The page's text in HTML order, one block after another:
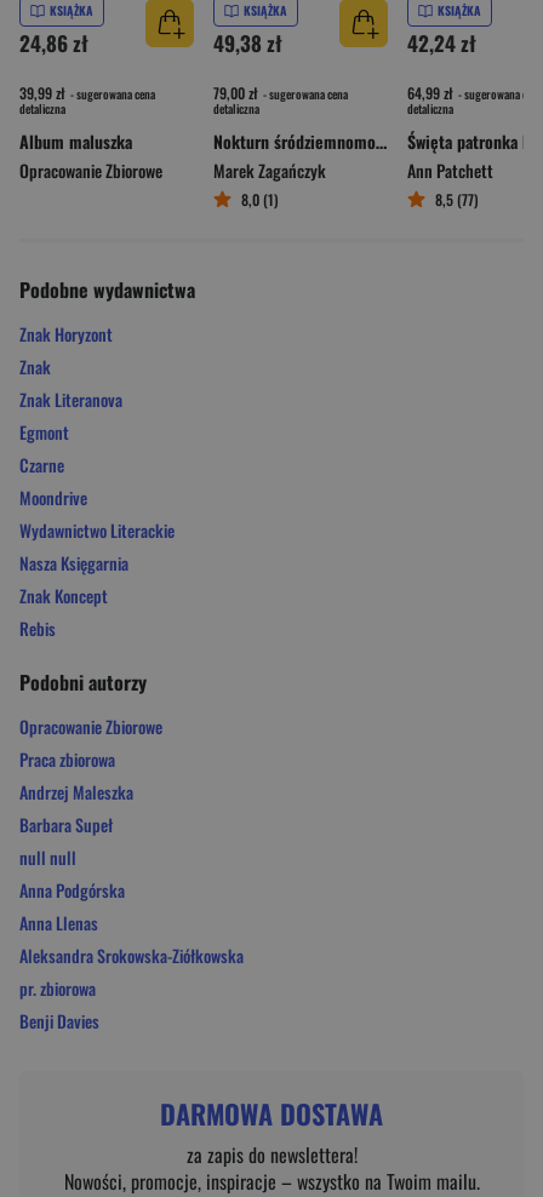
KSIĄŻKA
24,86 zł
39,99 zł - sugerowana cena
detaliczna
Album maluszka
Opracowanie Zbiorowe
KSIĄŻKA
49,38 zł
79,00 zł - sugerowana cena
detaliczna
Nokturn śródziemnomorski
Marek Zagańczyk
8,0 (1)
KSIĄŻKA
42,24 zł
64,99 zł - sugerowana cena
detaliczna
Ann Patchett
8,5 (77)
Podobne wydawnictwa
Znak Horyzont
Znak
Znak Literanova
Egmont
Czarne
Moondrive
Wydawnictwo Literackie
Nasza Księgarnia
Znak Koncept
Rebis
Podobni autorzy
Opracowanie Zbiorowe
Praca zbiorowa
Andrzej Maleszka
Barbara Supeł
null null
Anna Podgórska
Anna Llenas
Aleksandra Srokowska-Ziółkowska
pr. zbiorowa
Benji Davies
DARMOWA DOSTAWA
za zapis do newslettera!
Nowości, promocje, inspiracje – wszystko na Twoim mailu.